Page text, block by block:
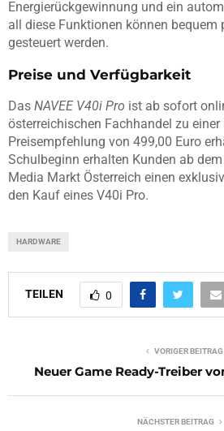
Energierückgewinnung und ein
all diese Funktionen können bequem
gesteuert werden.
Preise und Verfügbarkeit
Das NAVEE V40i Pro ist ab sofort
österreichischen Fachhandel zu
Preisempfehlung von 499,00 Euro
Schulbeginn erhalten Kunden ab
Media Markt Österreich einen
den Kauf eines V40i Pro.
HARDWARE
TEILEN 0
VORIGER BEITRAG
Neuer Game Ready-Treiber
NÄCHSTER BEITRAG